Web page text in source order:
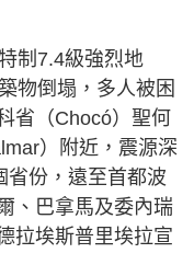
制7.4級強烈地
物倒塌，多人被困
省（Chocó）聖何
）附近，震源深
省份，遠至首都波
、巴拿馬及委內瑞
拉埃斯普里埃拉宣